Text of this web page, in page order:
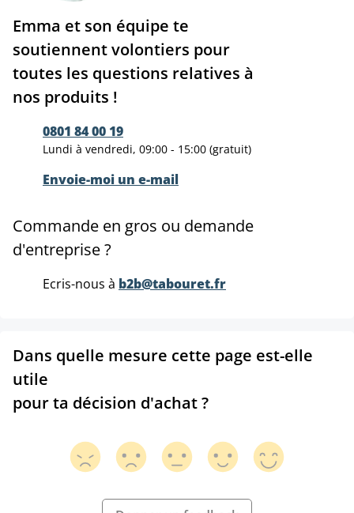
Emma et son équipe te
soutiennent volontiers pour
toutes les questions relatives à
nos produits !
0801 84 00 19
Lundi à vendredi, 09:00 - 15:00 (gratuit)
Envoie-moi un e-mail
Commande en gros ou demande
d'entreprise ?
Ecris-nous à b2b@tabouret.fr
Dans quelle mesure cette page est-elle
utile
pour ta décision d'achat ?